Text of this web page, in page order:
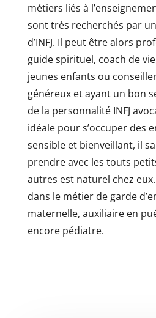
métiers liés à
sont très recherchés par
d’INFJ. Il peut être alors
guide spirituel, coach de
jeunes enfants ou
généreux et ayant un bon
de la personnalité INFJ
idéale pour s’occuper des
sensible et bienveillant, il
prendre avec les touts
autres est naturel chez
dans le métier de garde
maternelle, auxiliaire en
encore pédiatre.